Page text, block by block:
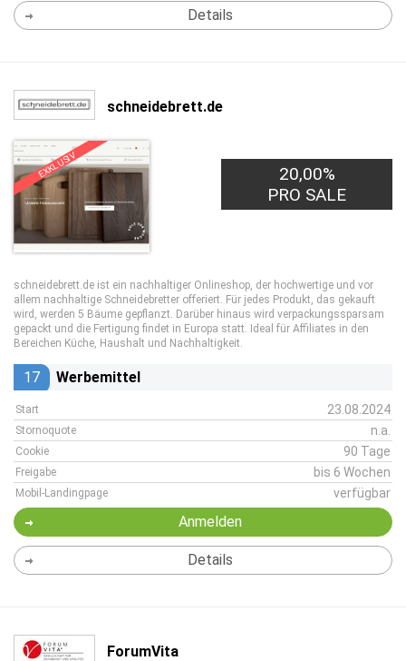
Details
schneidebrett.de
EXKLUSIV
20,00%
PRO SALE
schneidebrett.de ist ein nachhaltiger Onlineshop, der hochwertige und vor
allem nachhaltige Schneidebretter offeriert. Für jedes Produkt, das gekauft
wird, werden 5 Bäume gepflanzt. Darüber hinaus wird verpackungssparsam
gepackt und die Fertigung findet in Europa statt. Ideal für Affiliates in den
Bereichen Küche, Haushalt und Nachhaltigkeit.
17 Werbemittel
Start 23.08.2024
Stornoquote n.a.
Cookie 90 Tage
Freigabe bis 6 Wochen
Mobil-Landingpage verfügbar
Anmelden
Details
ForumVita